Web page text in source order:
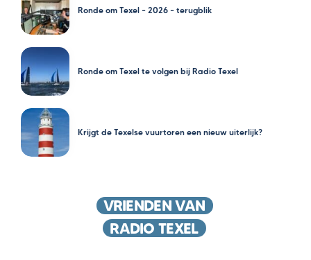
Ronde om Texel – 2026 – terugblik
Ronde om Texel te volgen bij Radio Texel
Krijgt de Texelse vuurtoren een nieuw uiterlijk?
VRIENDEN VAN
RADIO TEXEL